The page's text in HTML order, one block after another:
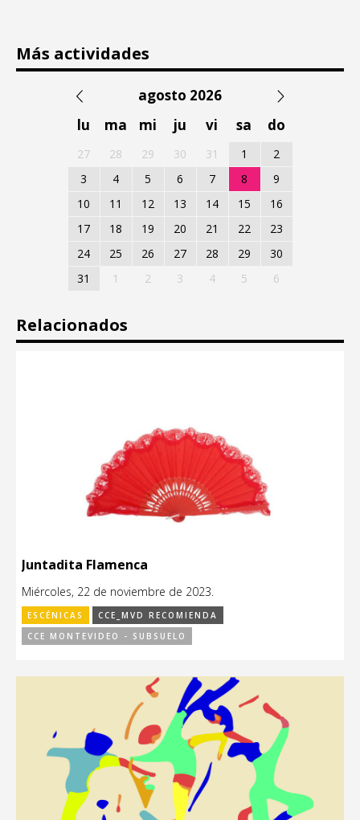
Más actividades
agosto 2026
lu
ma mi ju vi sa do
27 28 29 30 31 1
2
3
4 5 6 7 8
9
10
11 12 13 14 15
16
17
18 19 20 21 22
23
24
25 26 27 28 29
30
31
1 2 3 4 5 6
Relacionados
Juntadita Flamenca
Miércoles, 22 de noviembre de 2023.
ESCÉNICAS
CCE_MVD RECOMIENDA
CCE MONTEVIDEO - SUBSUELO